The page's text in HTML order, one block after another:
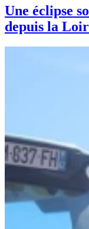
Une éclipse
depuis la